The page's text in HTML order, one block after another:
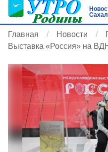
Главная Новости
Выставка «Россия» на